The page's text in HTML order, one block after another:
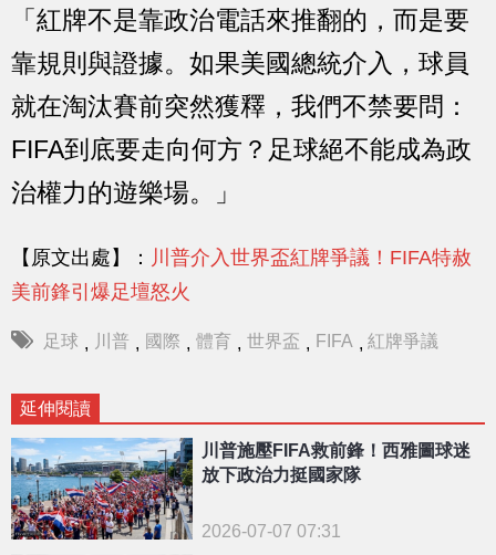
「紅牌不是靠政治電話來推翻的，而是要
靠規則與證據。如果美國總統介入，球員
就在淘汰賽前突然獲釋，我們不禁要問：
FIFA到底要走向何方？足球絕不能成為政
治權力的遊樂場。」
【原文出處】： 川普介入世界盃紅牌爭議！FIFA特赦
美前鋒引爆足壇怒火
足球 , 川普 , 國際 , 體育 , 世界盃 , FIFA , 紅牌爭議
延伸閱讀
川普施壓FIFA救前鋒！西雅圖球迷
放下政治力挺國家隊
2026-07-07 07:31